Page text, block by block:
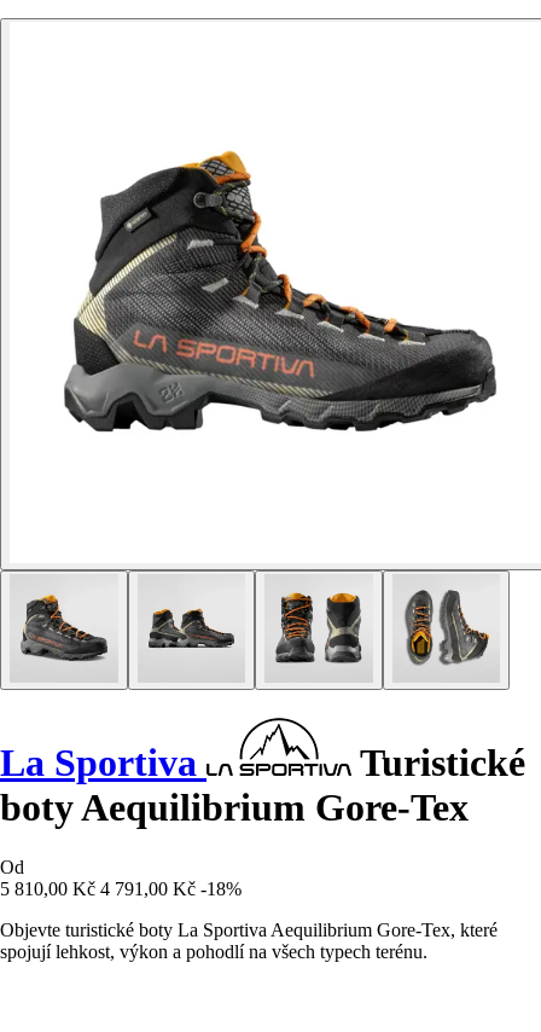
La Sportiva
Turistické
boty Aequilibrium Gore-Tex
Od
5 810,00 Kč 4 791,00 Kč -18%
Objevte turistické boty La Sportiva Aequilibrium Gore-Tex, které
spojují lehkost, výkon a pohodlí na všech typech terénu.